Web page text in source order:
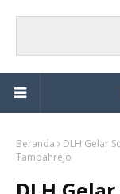
Beranda
DLH Gelar
Tambahrejo